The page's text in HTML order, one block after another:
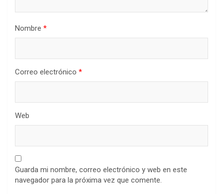
Nombre *
Correo electrónico *
Web
Guarda mi nombre, correo electrónico y web en este
navegador para la próxima vez que comente.